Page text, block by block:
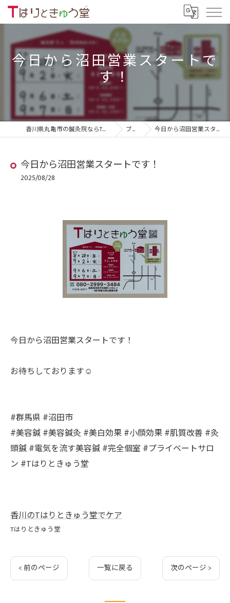
今日から沼田営業スタートで
す！
香川県丸亀市の鍼灸院ならTはりときゅう堂 ブログ 今日から沼田営業スタートです！
今日から沼田営業スタートです！
2025/08/28
今日から沼田営業スタートです！
お待ちしております☺️
#群馬県 #沼田市
#美容鍼 #美容鍼灸 #美白効果 #小顔効果 #肌質改善 #灸
頭鍼 #電気を流す美容鍼 #完全個室 #プライベートサロ
ン #Tはりときゅう堂
香川のTはりときゅう堂でケア
Tはりときゅう堂
< 前のページ 一覧に戻る 次のページ >